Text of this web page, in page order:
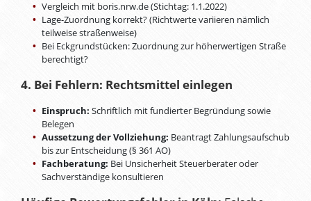
Vergleich mit boris.nrw.de (Stichtag: 1.1.2022)
Lage-Zuordnung korrekt? (Richtwerte variieren nämlich
teilweise straßenweise)
Bei Eckgrundstücken: Zuordnung zur höherwertigen Straße
berechtigt?
4. Bei Fehlern: Rechtsmittel einlegen
Einspruch: Schriftlich mit fundierter Begründung sowie
Belegen
Aussetzung der Vollziehung: Beantragt Zahlungsaufschub
bis zur Entscheidung (§ 361 AO)
Fachberatung: Bei Unsicherheit Steuerberater oder
Sachverständige konsultieren